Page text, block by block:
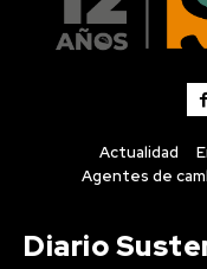
Actualidad
Agentes de
Diario